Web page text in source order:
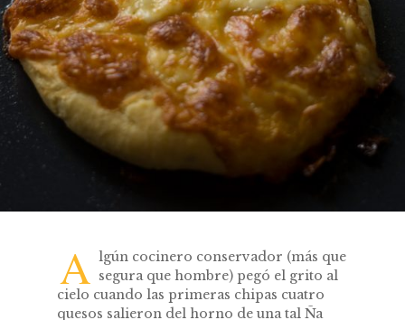
A lgún cocinero conservador (más que
segura que hombre) pegó el grito al
cielo cuando las primeras chipas cuatro
quesos salieron del horno de una tal Ña